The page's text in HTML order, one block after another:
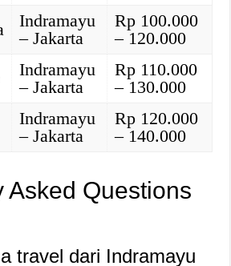
Indramayu
– Jakarta
Rp 100.000
– 120.000
Indramayu
– Jakarta
Rp 110.000
– 130.000
Indramayu
– Jakarta
Rp 120.000
– 140.000
Asked Questions
travel dari Indramayu